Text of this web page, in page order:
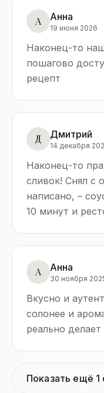
А Анна
19 июня 2026
Наконец-то
пошагово
рецепт
Д Дмитрий
14 декабря
Наконец-то
сливок! Снял с
написано, –
10 минут и
А Анна
30 ноября
Вкусно и
солонее и
реально
Показать ещё 1